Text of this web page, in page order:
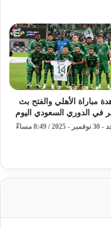
مباراة الأهلي والفتح بث
في الدوري السعودي اليوم
2025 / 8:49 مساءً